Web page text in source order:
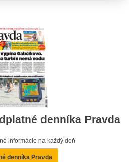
denníka Pravda
informácie na každý deň
denníka Pravda